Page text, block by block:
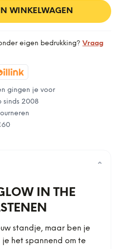
IN WINKELWAGEN
eigen bedrukking? Vraag
gingen je voor
sinds 2008
⌄
IN THE
standje, maar ben je
het spannend om te